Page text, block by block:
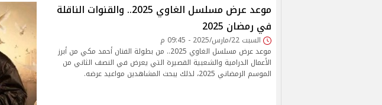
موعد عرض مسلسل الغاوي 2025.. والقنوات الناقلة
في رمضان 2025
السبت 22/مارس/2025 - 09:45 م
موعد عرض مسلسل الغاوي 2025.. من بطولة الفنان أحمد مكي من أبرز
الأعمال الدرامية والشعبية القصيرة التي يعرض في النصف الثاني من
الموسم الرمضاني 2025، لذلك يبحث المشاهدين مواعيد عرضه.